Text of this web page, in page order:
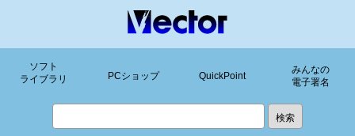
ソフト
ライブラリ
PCショップ QuickPoint
みんなの
電子署名